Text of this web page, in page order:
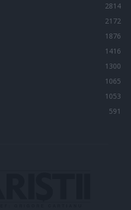
2814
2172
1876
1416
1300
1065
1053
591